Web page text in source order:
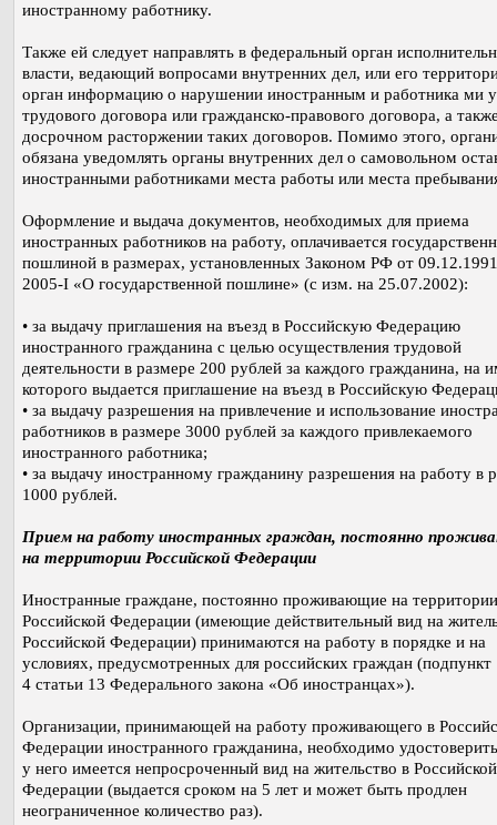
иностранному работнику.
Также ей следует направлять в федеральный орган
власти, ведающий вопросами внутренних дел, или его
орган информацию о нарушении иностранным и работника ми
трудового договора или гражданско-правового договора, а
досрочном расторжении таких договоров. Помимо этого,
обязана уведомлять органы внутренних дел о самовольном
иностранными работниками места работы или места
Оформление и выдача документов, необходимых для приема
иностранных работников на работу, оплачивается
пошлиной в размерах, установленных Законом РФ от
2005-I «О государственной пошлине» (с изм. на 25.07.2002):
• за выдачу приглашения на въезд в Российскую Федерацию
иностранного гражданина с целью осуществления трудовой
деятельности в размере 200 рублей за каждого гражданина, на
которого выдается приглашение на въезд в Российскую
• за выдачу разрешения на привлечение и использование
работников в размере 3000 рублей за каждого привлекаемого
иностранного работника;
• за выдачу иностранному гражданину разрешения на работу в
1000 рублей.
Прием на работу иностранных граждан, постоянно
на территории Российской Федерации
Иностранные граждане, постоянно проживающие на территории
Российской Федерации (имеющие действительный вид на
Российской Федерации) принимаются на работу в порядке и на
условиях, предусмотренных для российских граждан (подпункт
4 статьи 13 Федерального закона «Об иностранцах»).
Организации, принимающей на работу проживающего в
Федерации иностранного гражданина, необходимо
у него имеется непросроченный вид на жительство в Российской
Федерации (выдается сроком на 5 лет и может быть продлен
неограниченное количество раз).